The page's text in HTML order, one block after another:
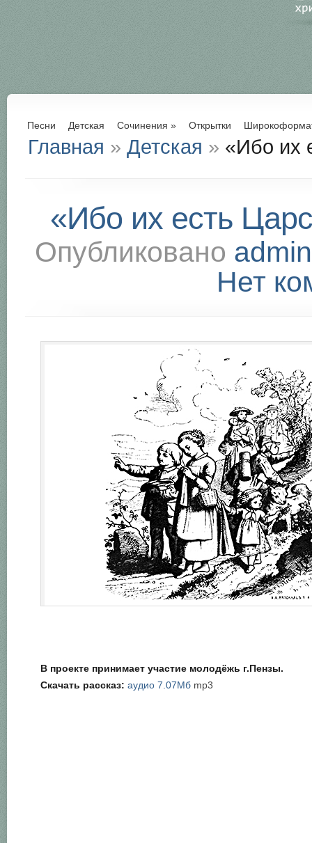
Песни Детская Сочинения » Открытки
Главная » Детская » «Ибо их
«Ибо их есть
Опубликовано admin
Нет
В проекте принимает участие молодёжь г.Пензы.
Скачать рассказ: аудио 7.07Мб mp3